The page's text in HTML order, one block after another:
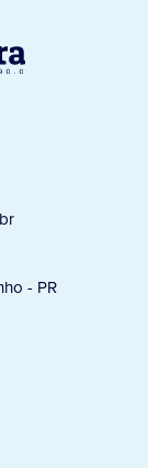
- PR